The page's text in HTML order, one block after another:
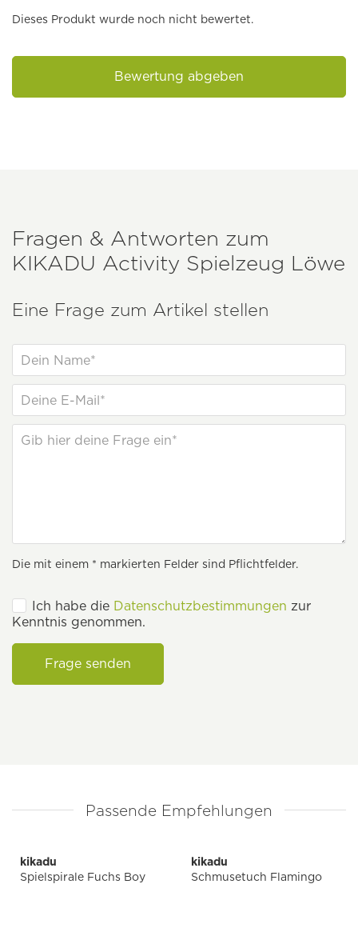
Dieses Produkt wurde noch nicht bewertet.
Bewertung abgeben
Fragen & Antworten zum
KIKADU Activity Spielzeug Löwe
Eine Frage zum Artikel stellen
Die mit einem * markierten Felder sind Pflichtfelder.
Ich habe die Datenschutzbestimmungen zur
Kenntnis genommen.
Frage senden
Passende Empfehlungen
kikadu
Spielspirale Fuchs Boy
kikadu
Schmusetuch Flamingo